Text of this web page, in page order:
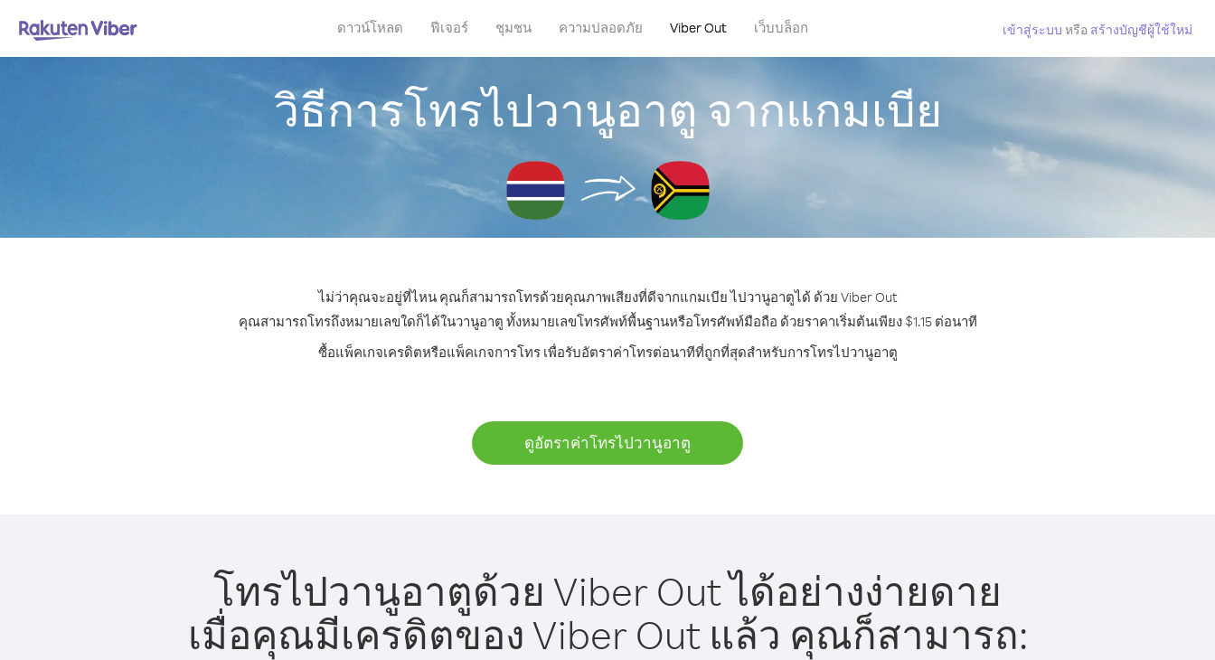
ดาวน์โหลด ฟีเจอร์ ชุมชน ความปลอดภัย Viber Out เว็บบล็อก เข้าสู่ระบบ หรือ สร้างบัญชีผู้ใช้ใหม่
วิธีการโทรไปวานูอาตู จากแกมเบีย
ไม่ว่าคุณจะอยู่ที่ไหน คุณก็สามารถโทรด้วยคุณภาพเสียงที่ดีจากแกมเบีย ไปวานูอาตูได้ ด้วย Viber Out
คุณสามารถโทรถึงหมายเลขใดก็ได้ในวานูอาตู ทั้งหมายเลขโทรศัพท์พื้นฐานหรือโทรศัพท์มือถือ ด้วยราคาเริ่มต้นเพียง $1.15 ต่อนาที
ซื้อแพ็คเกจเครดิตหรือแพ็คเกจการโทร เพื่อรับอัตราค่าโทรต่อนาทีที่ถูกที่สุดสำหรับการโทรไปวานูอาตู
ดูอัตราค่าโทรไปวานูอาตู
โทรไปวานูอาตูด้วย Viber Out ได้อย่างง่ายดาย
เมื่อคุณมีเครดิตของ Viber Out แล้ว คุณก็สามารถ: